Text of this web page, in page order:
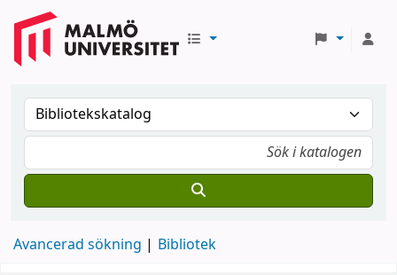
Avancerad sökning Bibliotek